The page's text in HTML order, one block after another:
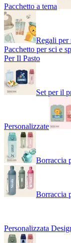
Pacchetto a tema
Regali per
Pacchetto per sci e
Per Il Pasto
Set per il
Personalizzate
Borraccia
Borraccia
Personalizzata